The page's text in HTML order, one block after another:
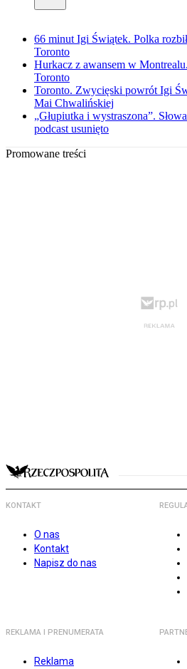
66 minut Igi Świątek. Polka
Toronto
Hurkacz z awansem w
Toronto
Toronto. Zwycięski powrót Igi
Mai Chwalińskiej
„Głupiutka i wystraszona”.
podcast usunięto
Promowane treści
KONTAKT
O nas
Kontakt
Napisz do nas
REKLAMA I PRENUMERATA
Reklama